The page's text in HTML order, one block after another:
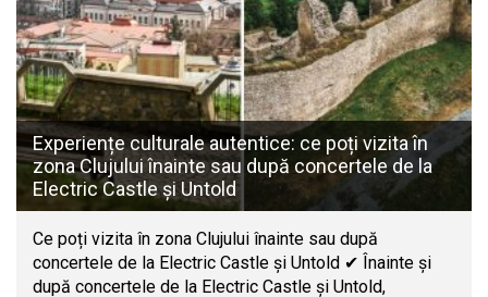
Experiențe culturale autentice: ce poți vizita în
zona Clujului înainte sau după concertele de la
Electric Castle și Untold
Ce poți vizita în zona Clujului înainte sau după
concertele de la Electric Castle și Untold ✔ Înainte și
după concertele de la Electric Castle și Untold,